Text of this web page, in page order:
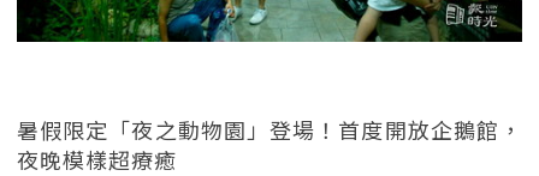
暑假限定「夜之動物園」登場！首度開放企鵝館，
夜晚模樣超療癒